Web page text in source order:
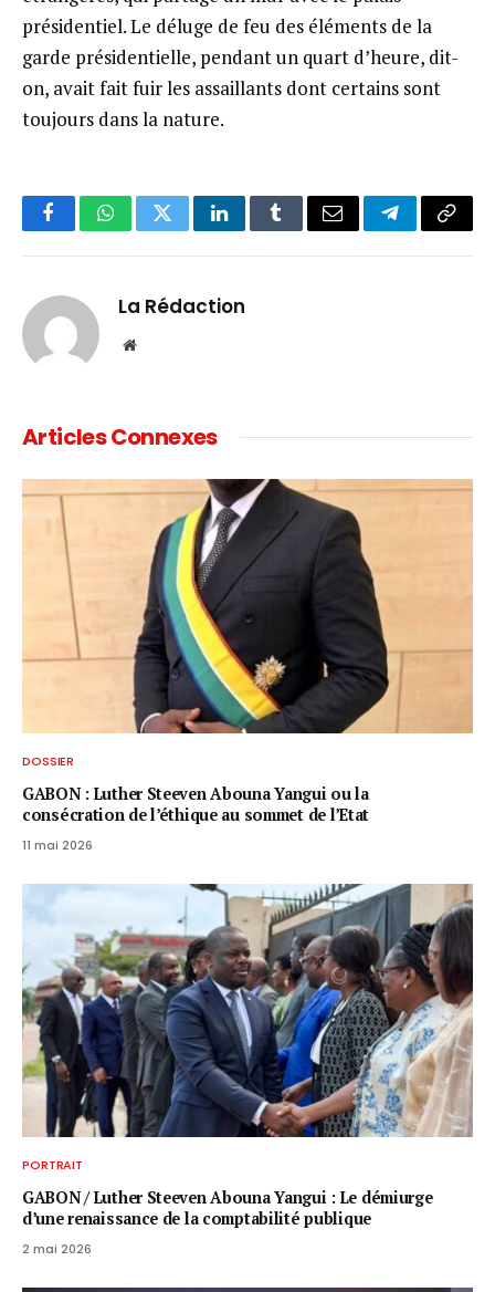
présidentiel. Le déluge de feu des éléments de la
garde présidentielle, pendant un quart d’heure, dit-
on, avait fait fuir les assaillants dont certains sont
toujours dans la nature.
FacebookWhatsAppTwitterLinkedInTumblrEmail TelegramCopy
La Rédaction
Website
Articles Connexes
DOSSIER
GABON : Luther Steeven Abouna Yangui ou la
consécration de l’éthique au sommet de l’Etat
11 mai 2026
PORTRAIT
GABON / ​Luther Steeven Abouna Yangui : Le démiurge
d’une renaissance de la comptabilité publique
2 mai 2026